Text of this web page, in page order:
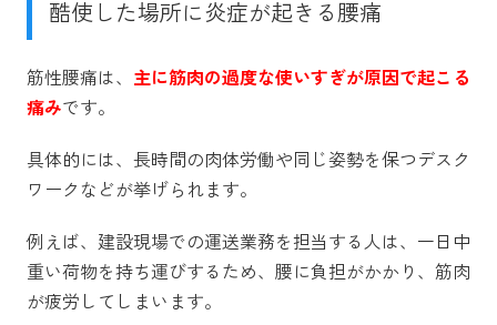
酷使した場所に炎症が起きる腰痛
筋性腰痛は、 主に筋肉の過度な使いすぎが原因で起こる
痛みです。
具体的には、長時間の肉体労働や同じ姿勢を保つデスク
ワークなどが挙げられます。
例えば、建設現場での運送業務を担当する人は、一日中
重い荷物を持ち運びするため、腰に負担がかかり、筋肉
が疲労してしまいます。